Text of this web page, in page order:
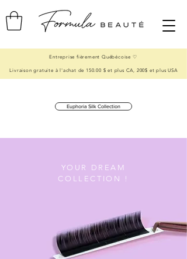
Entreprise fièrement Québécoise ♡
Livraison gratuite à l'achat de 150.00 $ et plus CA, 200$ et plus USA
Euphoria Silk Collection
YOUR DREAM
COLLECTION !